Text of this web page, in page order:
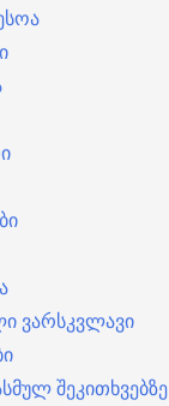
ვარსკვლავი
შეკითხვებზე